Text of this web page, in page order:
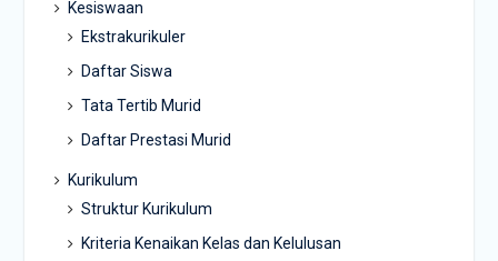
Kesiswaan
Ekstrakurikuler
Daftar Siswa
Tata Tertib Murid
Daftar Prestasi Murid
Kurikulum
Struktur Kurikulum
Kriteria Kenaikan Kelas dan Kelulusan